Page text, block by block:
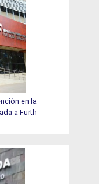
en la
a Fürth